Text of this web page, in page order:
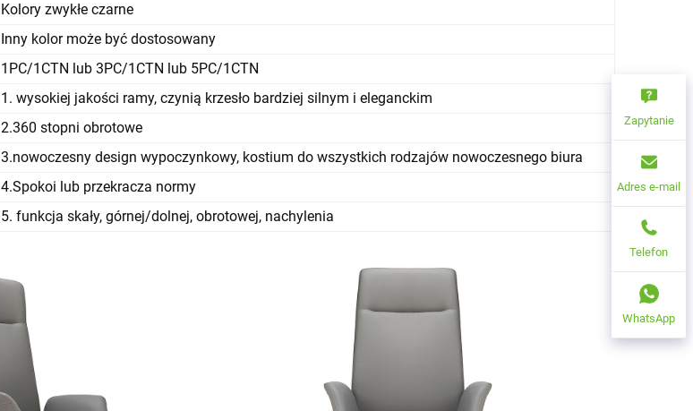
Kolory zwykłe czarne
Inny kolor może być dostosowany
1PC/1CTN lub 3PC/1CTN lub 5PC/1CTN
1. wysokiej jakości ramy, czynią krzesło bardziej silnym i eleganckim
2.360 stopni obrotowe
3.nowoczesny design wypoczynkowy, kostium do wszystkich rodzajów nowoczesnego biura
4.Spokoi lub przekracza normy
5. funkcja skały, górnej/dolnej, obrotowej, nachylenia
Zapytanie
Adres e-mail
Telefon
WhatsApp